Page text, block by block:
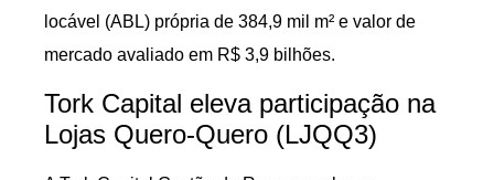
locável (ABL) própria de 384,9 mil m² e valor de
mercado avaliado em R$ 3,9 bilhões.
Tork Capital eleva participação na
Lojas Quero-Quero (LJQQ3)